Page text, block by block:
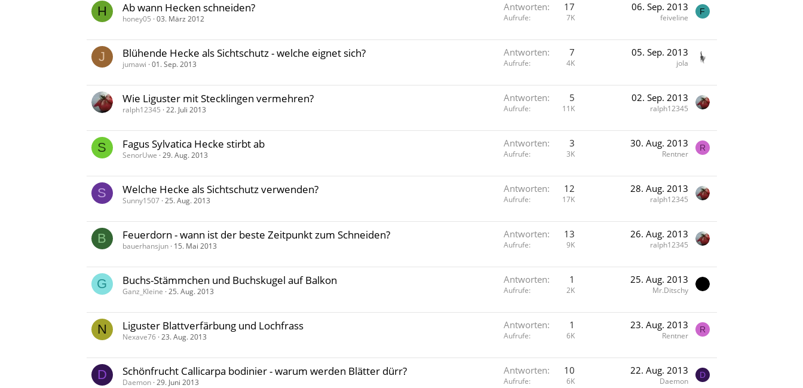
H Ab wann Hecken schneiden?
honey05 03. März 2012
Antworten 17
Aufrufe 7K
06. Sep. 2013
feiveline
F
J Blühende Hecke als Sichtschutz - welche eignet sich?
jumawi 01. Sep. 2013
Antworten 7
Aufrufe 4K
05. Sep. 2013
jola
Wie Liguster mit Stecklingen vermehren?
ralph12345 22. Juli 2013
Antworten 5
Aufrufe 11K
02. Sep. 2013
ralph12345
S Fagus Sylvatica Hecke stirbt ab
SenorUwe 29. Aug. 2013
Antworten 3
Aufrufe 3K
30. Aug. 2013
Rentner
R
S Welche Hecke als Sichtschutz verwenden?
Sunny1507 25. Aug. 2013
Antworten 12
Aufrufe 17K
28. Aug. 2013
ralph12345
B Feuerdorn - wann ist der beste Zeitpunkt zum Schneiden?
bauerhansjun 15. Mai 2013
Antworten 13
Aufrufe 9K
26. Aug. 2013
ralph12345
G Buchs-Stämmchen und Buchskugel auf Balkon
Ganz_Kleine 25. Aug. 2013
Antworten 1
Aufrufe 2K
25. Aug. 2013
Mr.Ditschy
N Liguster Blattverfärbung und Lochfrass
Nexave76 23. Aug. 2013
Antworten 1
Aufrufe 6K
23. Aug. 2013
Rentner
R
D Schönfrucht Callicarpa bodinier - warum werden Blätter dürr?
Daemon 29. Juni 2013
Antworten 10
Aufrufe 6K
22. Aug. 2013
Daemon
D